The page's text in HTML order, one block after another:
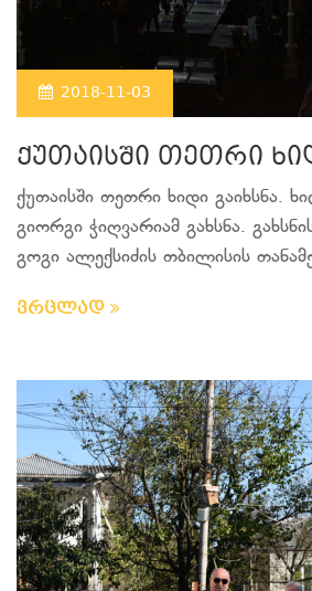
2018-11-03
ქუთაისში თეთრი
ქუთაისში თეთრი ხიდი გაიხსნა.
გიორგი ჭიღვარიამ გახსნა.
გოგი ალექსიძის თბილისის
ვრცლად